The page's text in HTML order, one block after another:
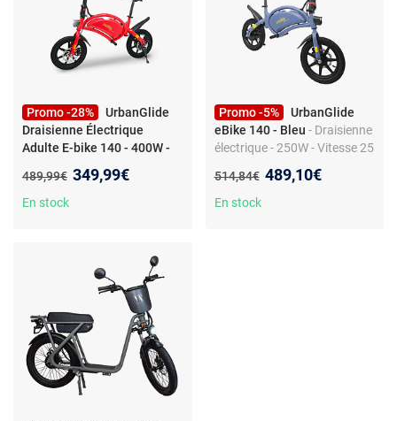
Promo -28%
UrbanGlide
Draisienne Électrique
Adulte E-bike 140 - 400W -
Ancien prix :
489,99€ Nouveau prix :
349,99€
En stock
Promo -5%
UrbanGlide
eBike 140 - Bleu - Draisienne
électrique - 250W - Vitesse 25
Application mobile
Ancien prix :
514,84€ Nouveau prix :
489,10€
En stock